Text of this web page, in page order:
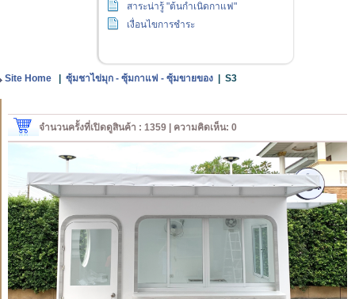
สาระน่ารู้ "ต้นกำเนิดกาแฟ"
เงื่อนไขการชำระ
Site Home ซุ้มชาไข่มุก - ซุ้มกาแฟ - ซุ้มขายของ S3
จำนวนครั้งที่เปิดดูสินค้า : 1359 | ความคิดเห็น: 0